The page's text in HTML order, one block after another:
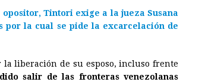
Tintori exige a la jueza Susana
por la cual se pide la excarcelación de
la liberación de su esposo, incluso frente
salir de las fronteras venezolanas